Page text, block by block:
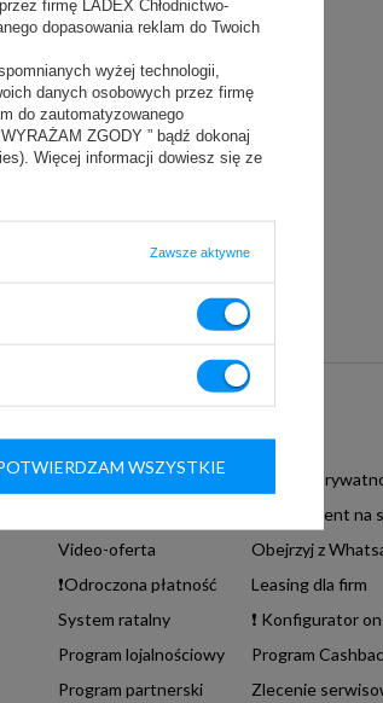
Informacje podstawowe
Regulamin sklepu
Polityka
❗ Abonament na
Video-oferta
Obejrzyj z
❗Odroczona płatność
Leasing dla firm
System ratalny
❗ Konfigurator
Program lojalnościowy
Program
Program partnerski
Zlecenie
firmę LADEX Chłodnictwo-
dopasowania reklam do Twoich
wyżej technologii,
danych osobowych przez firmę
do zautomatyzowanego
ZGODY ” bądź dokonaj
Więcej informacji dowiesz się ze
Zawsze aktywne
WSZYSTKIE